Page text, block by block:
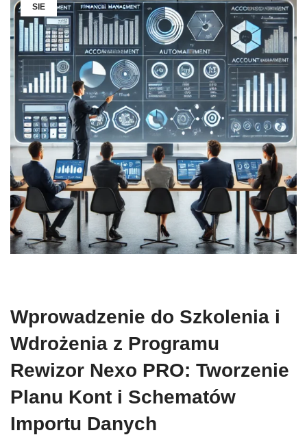
SIE
Wprowadzenie do Szkolenia i
Wdrożenia z Programu
Rewizor Nexo PRO: Tworzenie
Planu Kont i Schematów
Importu Danych